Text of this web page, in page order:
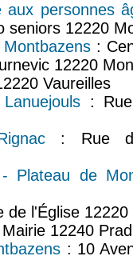
aux personnes
seniors 12220
:
12220
Vaureilles
: Rue
: Rue
Plateau de
de l'Église
12240
: 10